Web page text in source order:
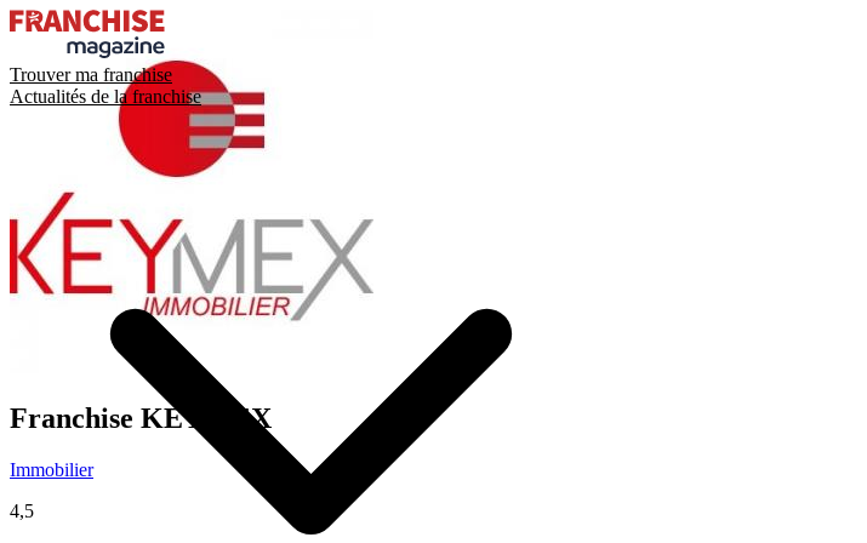
Trouver ma franchise
Actualités de la franchise
Franchise KEYMEX
Immobilier
4,5